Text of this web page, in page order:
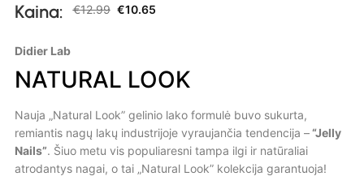
Kaina: €12.99 €10.65
Didier Lab
NATURAL LOOK
Nauja „Natural Look” gelinio lako formulė buvo sukurta,
remiantis nagų lakų industrijoje vyraujančia tendencija –“Jelly
Nails”. Šiuo metu vis populiaresni tampa ilgi ir natūraliai
atrodantys nagai, o tai „Natural Look” kolekcija garantuoja!